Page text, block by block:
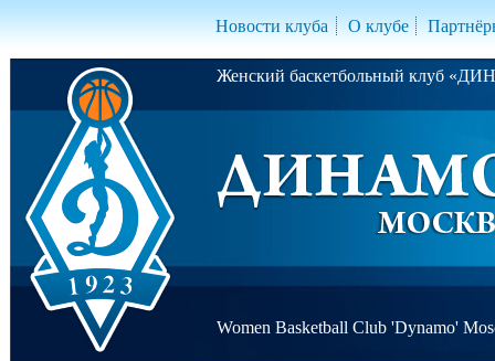
Новости клуба О клубе
Женский баскетбольный клуб
Women Basketball Club 'Dynamo'